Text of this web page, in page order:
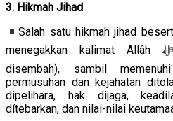
3. Hikmah Jihad
Salah satu hikmah jihad
menegakkan kalimat Allâh ﷻ(agar hanya Allah yang
disembah), sambil
permusuhan dan kejahatan
dipelihara, hak dijaga,
dítebarkan, dan nilai-nilai